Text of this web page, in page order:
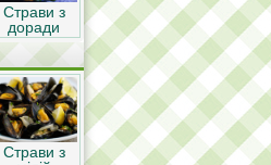
Страви з
доради
Страви з